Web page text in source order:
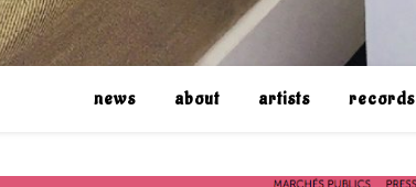
news about artists records